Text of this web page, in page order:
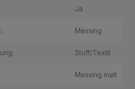
Ja
Messing
Stoff/Textil
Messing matt